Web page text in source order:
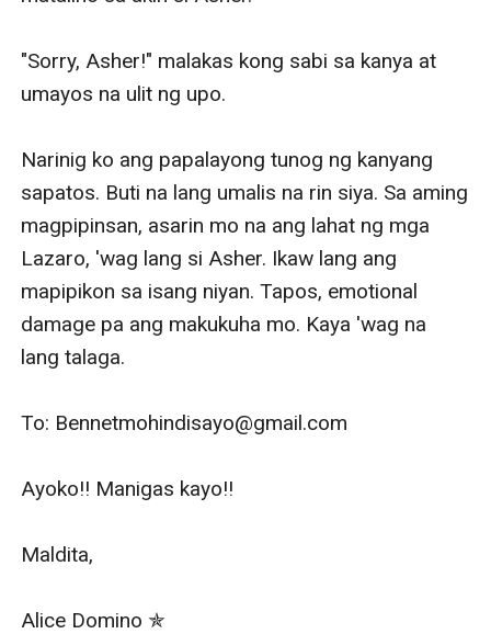
"Sorry, Asher!" malakas kong sabi sa kanya at
umayos na ulit ng upo.
Narinig ko ang papalayong tunog ng kanyang
sapatos. Buti na lang umalis na rin siya. Sa aming
magpipinsan, asarin mo na ang lahat ng mga
Lazaro, 'wag lang si Asher. Ikaw lang ang
mapipikon sa isang niyan. Tapos, emotional
damage pa ang makukuha mo. Kaya 'wag na
lang talaga.
To: Bennetmohindisayo@gmail.com
Ayoko!! Manigas kayo!!
Maldita,
Alice Domino ✯